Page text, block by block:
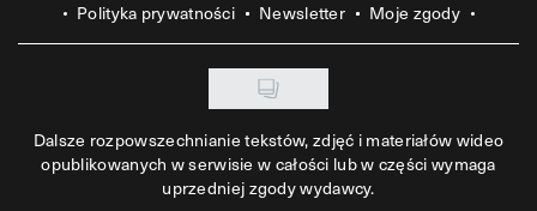
Polityka prywatności
Newsletter Moje zgody
Dalsze rozpowszechnianie tekstów, zdjęć i materiałów wideo
opublikowanych w serwisie w całości lub w części wymaga
uprzedniej zgody wydawcy.